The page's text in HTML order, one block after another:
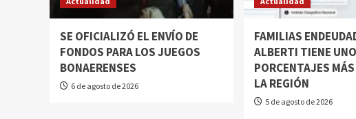
SE OFICIALIZÓ EL ENVÍO DE
FONDOS PARA LOS JUEGOS
BONAERENSES
6 de agosto de 2026
FAMILIAS
ALBERTI TIENE
PORCENTAJES
LA REGIÓN
5 de agosto de 2026